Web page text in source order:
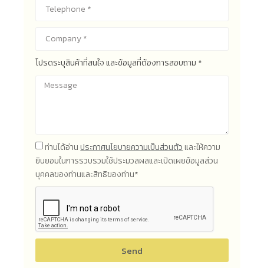
โปรดระบุสินค้าที่สนใจ และข้อมูลที่ต้องการสอบถาม *
ท่านได้อ่านประกาศนโยบายความเป็นส่วนตัวและให้ความ
ยินยอมในการรวบรวมใช้ประมวลผลและเปิดเผยข้อมูลส่วน
บุคคลของท่านและสิทธิของท่าน*
Send